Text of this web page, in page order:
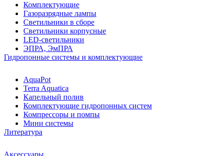
Комплектующие
Газоразрядные лампы
Светильники в сборе
Светильники корпусные
LED-светильники
ЭПРА, ЭмПРА
Гидропонные системы и комплектующие
AquaPot
Terra Aquatica
Капельный полив
Комплектующие гидропонных систем
Компрессоры и помпы
Мини системы
Литература
Аксессуары